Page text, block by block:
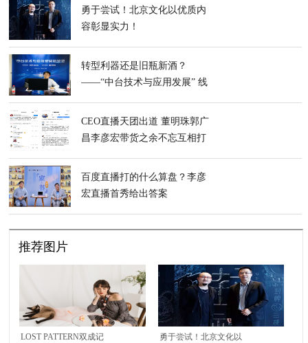
勇于尝试！北京文化以优质内
容彰显实力！
转型利器还是旧瓶新酒？
——“中台技术与应用发展” 线
CEO直播天团出道 董明珠郭广
昌李彦宏带货之余不忘互相打
百度直播打的什么算盘？李彦
宏直播首秀给出答案
推荐图片
LOST PATTERN双成记 勇于尝试！北京文化以